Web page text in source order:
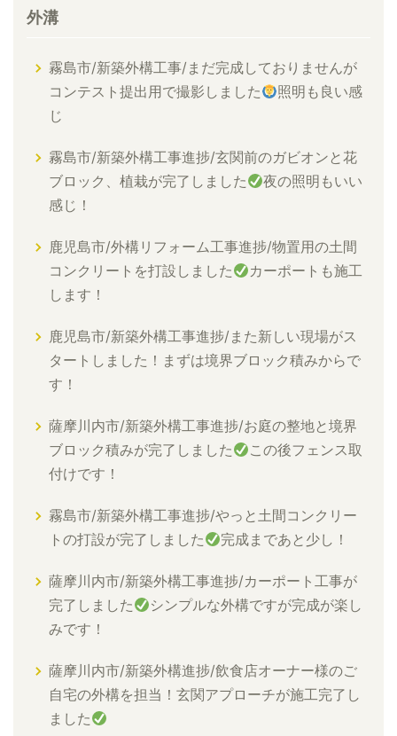
外溝
霧島市/新築外構工事/まだ完成しておりませんが
コンテスト提出用で撮影しました
照明も良い感
じ
霧島市/新築外構工事進捗/玄関前のガビオンと花
ブロック、植栽が完了しました
夜の照明もいい
感じ！
鹿児島市/外構リフォーム工事進捗/物置用の土間
コンクリートを打設しました
カーポートも施工
します！
鹿児島市/新築外構工事進捗/また新しい現場がス
タートしました！まずは境界ブロック積みからで
す！
薩摩川内市/新築外構工事進捗/お庭の整地と境界
ブロック積みが完了しました
この後フェンス取
付けです！
霧島市/新築外構工事進捗/やっと土間コンクリー
トの打設が完了しました
完成まであと少し！
薩摩川内市/新築外構工事進捗/カーポート工事が
完了しました
シンプルな外構ですが完成が楽し
みです！
薩摩川内市/新築外構進捗/飲食店オーナー様のご
自宅の外構を担当！玄関アプローチが施工完了し
ました